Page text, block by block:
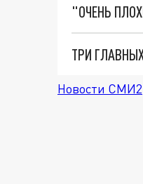
Новости СМИ2